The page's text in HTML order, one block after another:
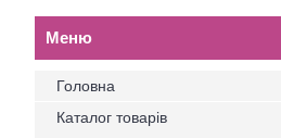
Головна
Каталог товарів